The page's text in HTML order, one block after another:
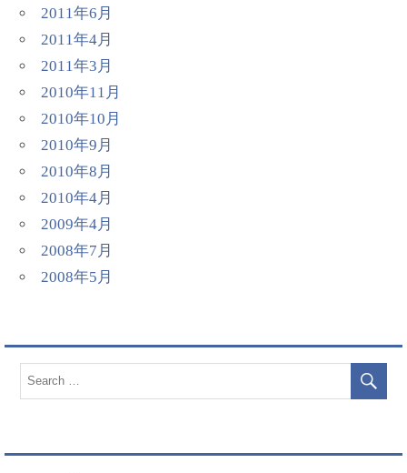
2011年6月
2011年4月
2011年3月
2010年11月
2010年10月
2010年9月
2010年8月
2010年4月
2009年4月
2008年7月
2008年5月